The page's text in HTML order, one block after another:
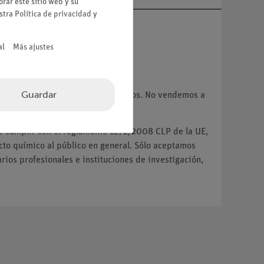
instituciones y centros educativos. No vendemos a
cumplir con el reglamento 1272/2008 CLP de la UE,
químico al público en general. Sólo aceptamos
profesionales e instituciones de investigación,
este sitio web y su
Política de privacidad y
Más ajustes
Guardar